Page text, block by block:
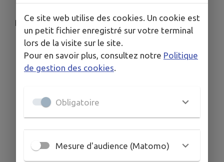
Horaires d'été de la Bibliothèque
Ce site web utilise des cookies. Un cookie est
un petit fichier enregistré sur votre terminal
lors de la visite sur le site.
Pour en savoir plus, consultez notre Politique
de gestion des cookies.
Obligatoire
Mesure d'audience (Matomo)